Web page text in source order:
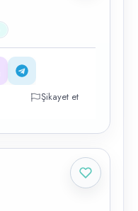
Şikayet et